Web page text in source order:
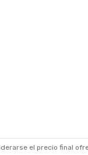
el precio final